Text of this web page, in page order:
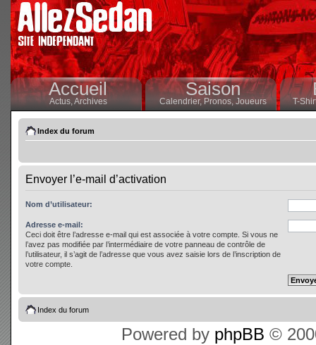
Accueil
Actus,Archives
Saison
Calendrier,Pronos, Joueurs T-
Index du forum
Envoyer l’e-mail d’activation
Nom d’utilisateur:
Adresse e-mail:
Ceci doit être l’adresse e-mail qui est associée à votre compte. Si vous ne
l’avez pas modifiée par l’intermédiaire de votre panneau de contrôle de
l’utilisateur, il s’agit de l’adresse que vous avez saisie lors de l’inscription de
votre compte.
Index du forum
Powered by phpBB ©